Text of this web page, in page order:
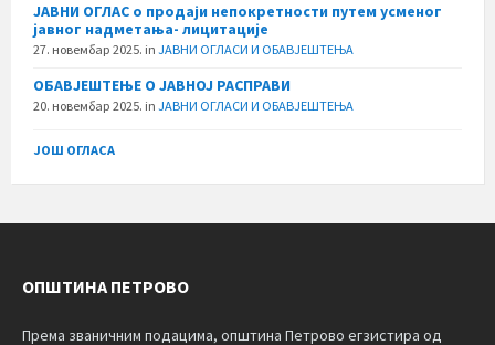
ЈАВНИ ОГЛАС о продаји непокретности путем усменог
јавног надметања- лицитације
27. новембар 2025. in ЈАВНИ ОГЛАСИ И ОБАВЈЕШТЕЊА
ОБАВЈЕШТЕЊЕ О ЈАВНОЈ РАСПРАВИ
20. новембар 2025. in ЈАВНИ ОГЛАСИ И ОБАВЈЕШТЕЊА
ЈОШ ОГЛАСА
ОПШТИНА ПЕТРОВО
Према званичним подацима, општина Петрово егзистира од